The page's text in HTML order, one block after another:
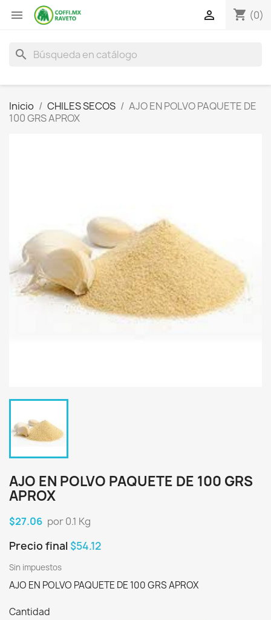
 shopping_cart (0)

search
Inicio CHILES SECOS
AJO EN POLVO PAQUETE DE
100 GRS APROX
AJO EN POLVO PAQUETE DE 100 GRS
APROX
$27.06 por 0.1 Kg
Precio final $54.12
Sin impuestos
AJO EN POLVO PAQUETE DE 100 GRS APROX
Cantidad